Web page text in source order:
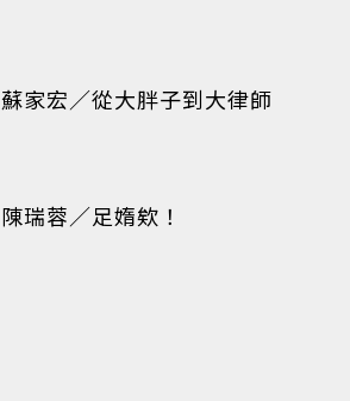
蘇家宏／從大胖子到大律師
陳瑞蓉／足媠欸！